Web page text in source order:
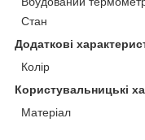
Стан
Додаткові
Колір
Користувальницькі
Матеріал